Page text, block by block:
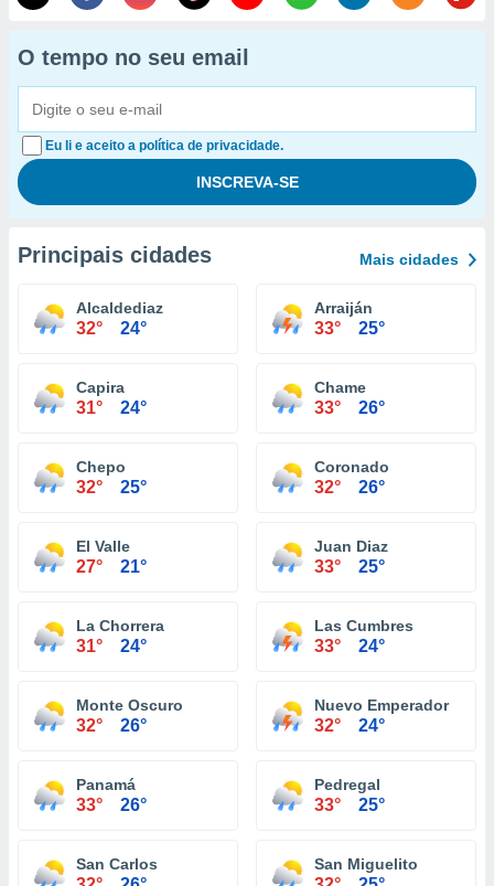
O tempo no seu email
Eu li e aceito a política de privacidade.
Principais cidades Mais cidades
Alcaldediaz
32° 24°
Arraiján
33° 25°
Capira
31° 24°
Chame
33° 26°
Chepo
32° 25°
Coronado
32° 26°
El Valle
27° 21°
Juan Diaz
33° 25°
La Chorrera
31° 24°
Las Cumbres
33° 24°
Monte Oscuro
32° 26°
Nuevo Emperador
32° 24°
Panamá
33° 26°
Pedregal
33° 25°
San Carlos San Miguelito